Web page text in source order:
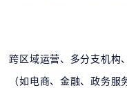
跨区域运营、多分支机构
（如电商、金融、政务